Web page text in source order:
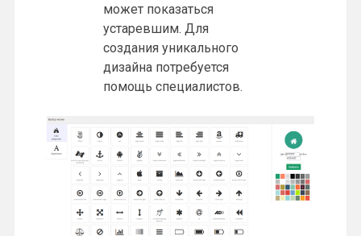
может показаться
устаревшим. Для
создания уникального
дизайна потребуется
помощь специалистов.